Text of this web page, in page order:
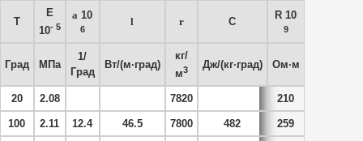
T
E
10- 5
a 10
6
l r C
R 10
9
Град МПа
1/
Град
Вт/(м·град)
кг/
м3 Дж/(кг·град) Ом·м
20 2.08 7820 210
100 2.11 12.4 46.5 7800 482 259